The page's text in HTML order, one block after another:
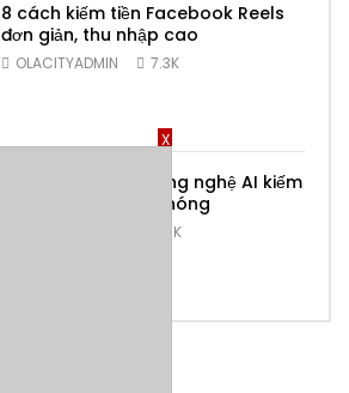
8 cách kiếm tiền Facebook Reels
đơn giản, thu nhập cao
OLACITYADMIN 7.3K
Top 6 ứng dụng công nghệ AI kiếm
tiền online nhanh chóng
6.9K
X